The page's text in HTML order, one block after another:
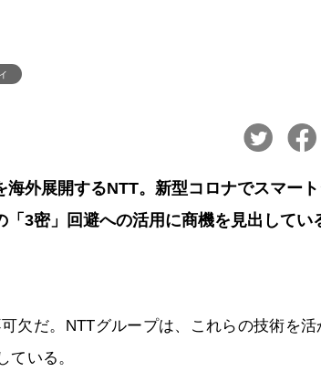
外展開するNTT。新型コロナでスマー
3密」回避への活用に商機を見出してい
欠だ。NTTグループは、これらの技術を
ている。